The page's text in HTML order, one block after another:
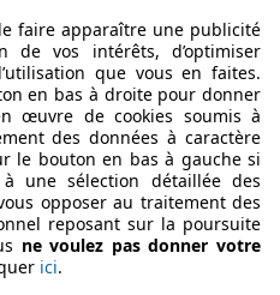
faire apparaître une publicité
de vos intérêts, d’optimiser
que vous en faites.
en bas à droite pour donner
œuvre de cookies soumis à
des données à caractère
le bouton en bas à gauche si
une sélection détaillée des
opposer au traitement des
reposant sur la poursuite
ne voulez pas donner votre
ici.